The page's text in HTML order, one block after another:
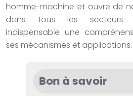
homme-machine et ouvre de
dans tous les secteurs
indispensable une
ses mécanismes et applications.
Bon à savoir